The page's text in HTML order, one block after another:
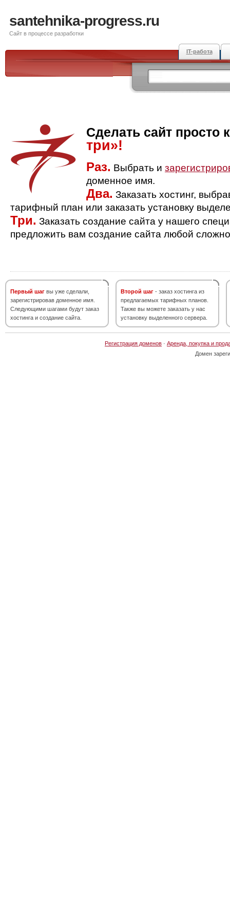
santehnika-progress.ru
Сайт в процессе разработки
IT-работа
Сделать сайт просто
три»!
Раз. Выбрать и
доменное имя.
Два. Заказать хостинг,
тарифный план или заказать установку
Три. Заказать создание сайта у нашего
предложить вам создание сайта любой
Первый шаг вы уже сделали,
зарегистрировав доменное имя.
Следующими шагами будут заказ
хостинга и создание сайта.
Второй шаг - заказ хостинга из
предлагаемых тарифных планов.
Также вы можете заказать у нас
установку выделенного сервера.
Регистрация доменов · Аренда, покупка и
Домен